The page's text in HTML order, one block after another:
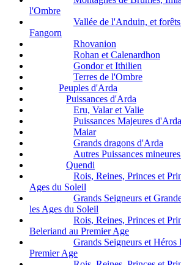
l'Ombre
Vallée de l'Anduin, et
Fangorn
Rhovanion
Rohan et Calenardhon
Gondor et Ithilien
Terres de l'Ombre
Peuples d'Arda
Puissances d'Arda
Eru, Valar et Valie
Puissances Majeures
Maiar
Grands dragons d'Arda
Autres Puissances
Quendi
Rois, Reines, Princes et
Ages du Soleil
Grands Seigneurs et
les Ages du Soleil
Rois, Reines, Princes et
Beleriand au Premier Age
Grands Seigneurs et Héros
Premier Age